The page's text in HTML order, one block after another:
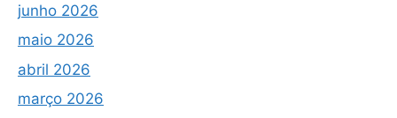
junho 2026
maio 2026
abril 2026
março 2026